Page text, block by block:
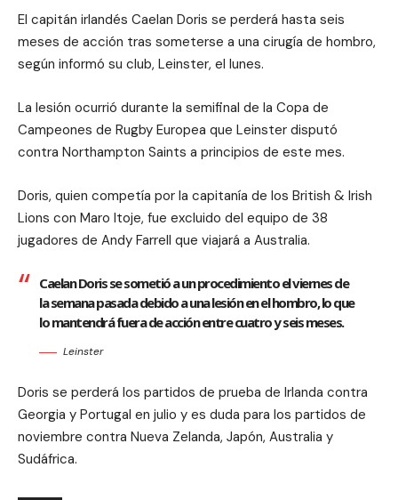
El capitán irlandés Caelan Doris se perderá hasta seis
meses de acción tras someterse a una cirugía de hombro,
según informó su club, Leinster, el lunes.
La lesión ocurrió durante la semifinal de la Copa de
Campeones de Rugby Europea que Leinster disputó
contra Northampton Saints a principios de este mes.
Doris, quien competía por la capitanía de los British & Irish
Lions con Maro Itoje, fue excluido del equipo de 38
jugadores de Andy Farrell que viajará a Australia.
Caelan Doris se sometió a un procedimiento el viernes de
la semana pasada debido a una lesión en el hombro, lo que
lo mantendrá fuera de acción entre cuatro y seis meses.
Leinster
Doris se perderá los partidos de prueba de Irlanda contra
Georgia y Portugal en julio y es duda para los partidos de
noviembre contra Nueva Zelanda, Japón, Australia y
Sudáfrica.